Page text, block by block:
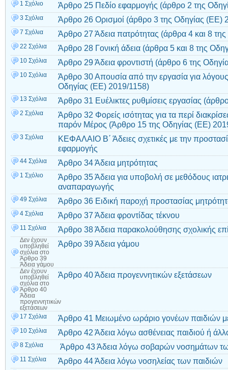
1 Σχόλιο Άρθρο 25 Πεδίο εφαρμογής (άρθρο 2 της
3 Σχόλια Άρθρο 26 Ορισμοί (άρθρο 3 της Οδηγίας (EE)
7 Σχόλια Άρθρο 27 Άδεια πατρότητας (άρθρα 4 και 8
22 Σχόλια Άρθρο 28 Γονική άδεια (άρθρα 5 και 8 της
10 Σχόλια Άρθρο 29 Άδεια φροντιστή (άρθρο 6 της
10 Σχόλια
Άρθρο 30 Απουσία από την εργασία για
Οδηγίας (EE) 2019/1158)
13 Σχόλια Άρθρο 31 Ευέλικτες ρυθμίσεις εργασίας
2 Σχόλια
Άρθρο 32 Φορείς ισότητας για τα περί
παρόν Μέρος (Άρθρο 15 της Οδηγίας (EE)
3 Σχόλια
ΚΕΦΑΛΑΙΟ B΄ Άδειες σχετικές με την
εφαρμογής
44 Σχόλια Άρθρο 34 Άδεια μητρότητας
1 Σχόλιο
Άρθρο 35 Άδεια για υποβολή σε μεθόδους
αναπαραγωγής
49 Σχόλια Άρθρο 36 Ειδική παροχή προστασίας
4 Σχόλια Άρθρο 37 Άδεια φροντίδας τέκνου
11 Σχόλια Άρθρο 38 Άδεια παρακολούθησης σχολικής
Δεν έχουν
υποβληθεί
σχόλια στο
Άρθρο 39
Άδεια γάμου
Άρθρο 39 Άδεια γάμου
Δεν έχουν
υποβληθεί
σχόλια στο
Άρθρο 40
Άδεια
προγεννητικών
εξετάσεων
Άρθρο 40 Άδεια προγεννητικών εξετάσεων
17 Σχόλια Άρθρο 41 Μειωμένο ωράριο γονέων παιδιών
10 Σχόλια Άρθρο 42 Άδεια λόγω ασθένειας παιδιού ή
8 Σχόλια Άρθρο 43 Άδεια λόγω σοβαρών νοσημάτων
11 Σχόλια Άρθρο 44 Άδεια λόγω νοσηλείας των παιδιών